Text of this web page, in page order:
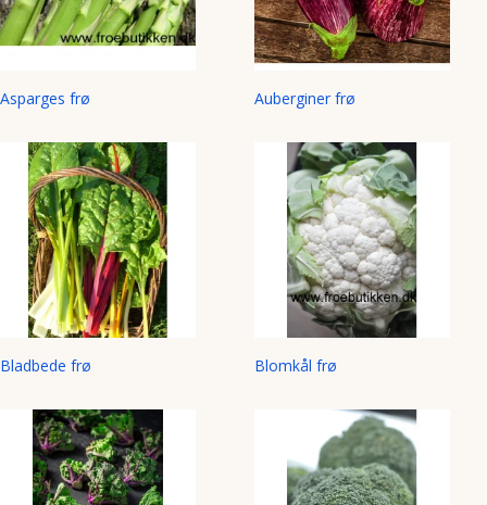
Asparges frø Auberginer frø
Bladbede frø Blomkål frø